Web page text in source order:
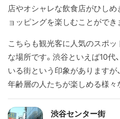
店やオシャレな飲食店がひしめ
ョッピングを楽しむことができ
こちらも観光客に人気のスポッ
な場所です。渋谷といえば10代
いる街という印象がありますが
年齢層の人たちが楽しめる様々
渋谷センター街